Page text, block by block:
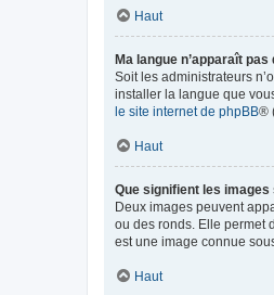
Haut
Ma langue n’apparaît pas
Soit les administrateurs
installer la langue que
le site internet de phpBB®
Haut
Que signifient les images
Deux images peuvent
ou des ronds. Elle permet
est une image connue
Haut